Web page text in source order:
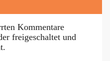
Kommentare
freigeschaltet und